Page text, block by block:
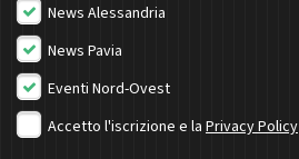
News Alessandria
News Pavia
Eventi Nord-Ovest
Accetto l'iscrizione e la Privacy Policy